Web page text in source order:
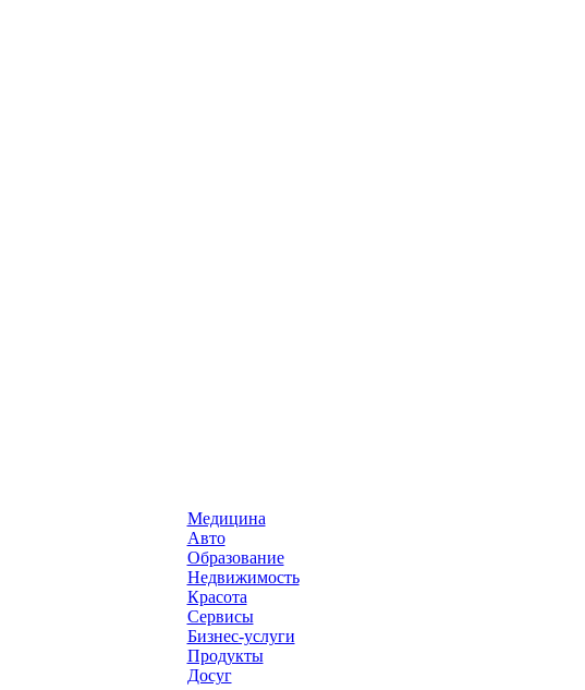
Медицина
Авто
Образование
Недвижимость
Красота
Сервисы
Бизнес-услуги
Продукты
Досуг